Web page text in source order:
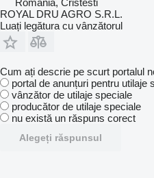
România, Cristesti
ROYAL DRU AGRO S.R.L.
Luați legătura cu vânzătorul
Cum ați descrie pe scurt portalul
portal de anunțuri pentru utilaje
vânzător de utilaje speciale
producător de utilaje speciale
nu există un răspuns corect
Alegeți răspunsul